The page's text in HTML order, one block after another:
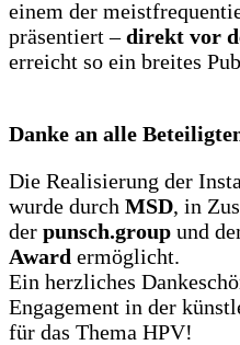
einem der
präsentiert –direkt vor
erreicht so ein breites
Danke an alle
Die Realisierung der
wurde durch MSD, in
der punsch.group und
Award ermöglicht.
Ein herzliches
Engagement in der
für das Thema HPV!